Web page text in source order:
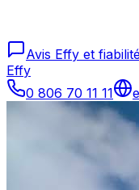
Avis Effy et
Effy
0 806 70 11 11